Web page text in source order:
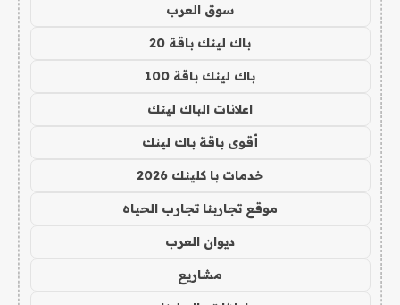
سوق العرب
باك لينك باقة 20
باك لينك باقة 100
اعلانات الباك لينك
أقوى باقة باك لينك
خدمات با كلينك 2026
موقع تجاربنا تجارب الحياه
ديوان العرب
مشاريع